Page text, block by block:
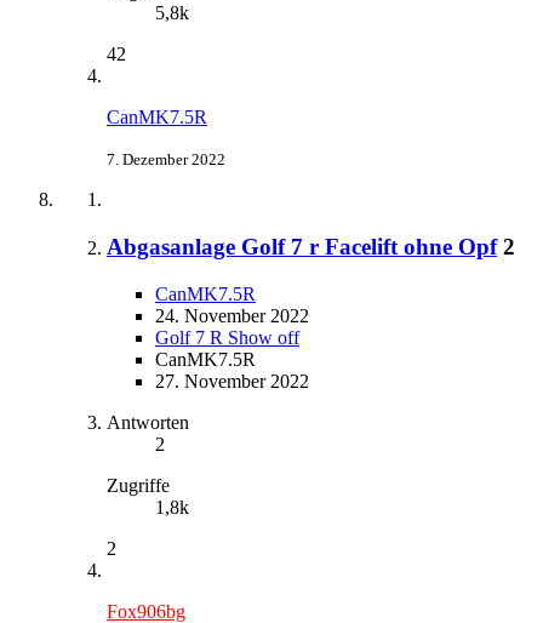
5,8k
42
CanMK7.5R
7. Dezember 2022
Abgasanlage Golf 7 r Facelift ohne Opf 2
CanMK7.5R
24. November 2022
Golf 7 R Show off
CanMK7.5R
27. November 2022
Antworten
2
Zugriffe
1,8k
2
Fox906bg